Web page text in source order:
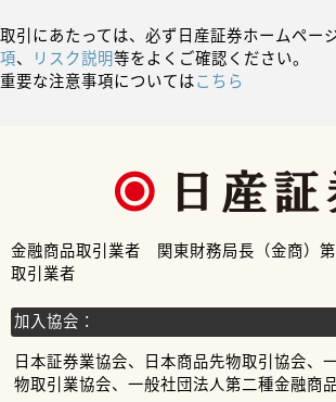
取引にあたっては、必ず日産証券ホームペー
項、 リスク説明等をよくご確認ください。
重要な注意事項についてはこちら
金融商品取引業者 関東財務局長（金商）
取引業者
加入協会：
日本証券業協会、日本商品先物取引協会、
物取引業協会、一般社団法人第二種金融商